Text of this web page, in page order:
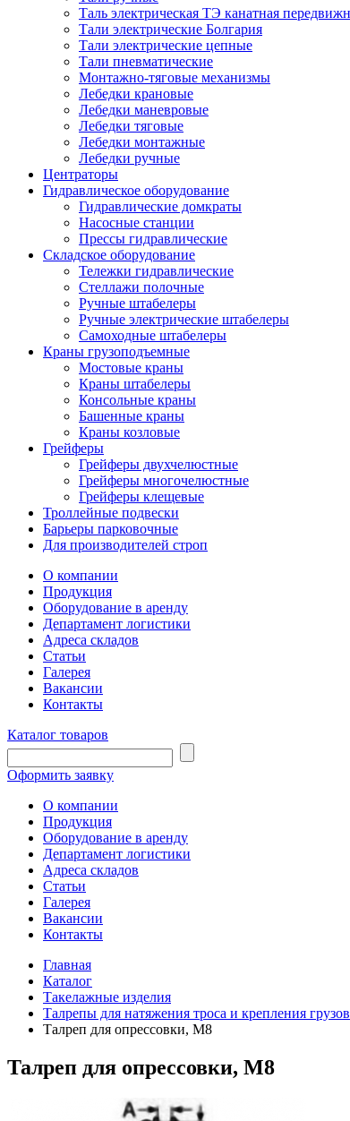
Таль электрическая ТЭ канатная
Тали электрические Болгария
Тали электрические цепные
Тали пневматические
Монтажно-тяговые механизмы
Лебедки крановые
Лебедки маневровые
Лебедки тяговые
Лебедки монтажные
Лебедки ручные
Центраторы
Гидравлическое оборудование
Гидравлические домкраты
Насосные станции
Прессы гидравлические
Складское оборудование
Тележки гидравлические
Cтеллажи полочные
Ручные штабелеры
Ручные электрические штабелеры
Самоходные штабелеры
Краны грузоподъемные
Мостовые краны
Краны штабелеры
Консольные краны
Башенные краны
Краны козловые
Грейферы
Грейферы двухчелюстные
Грейферы многочелюстные
Грейферы клещевые
Троллейные подвески
Барьеры парковочные
Для производителей строп
О компании
Продукция
Оборудование в аренду
Департамент логистики
Адреса складов
Статьи
Галерея
Вакансии
Контакты
Каталог товаров
Оформить заявку
О компании
Продукция
Оборудование в аренду
Департамент логистики
Адреса складов
Статьи
Галерея
Вакансии
Контакты
Главная
Каталог
Такелажные изделия
Талрепы для натяжения троса и крепления грузов
Талреп для опрессовки, М8
Талреп для опрессовки, М8